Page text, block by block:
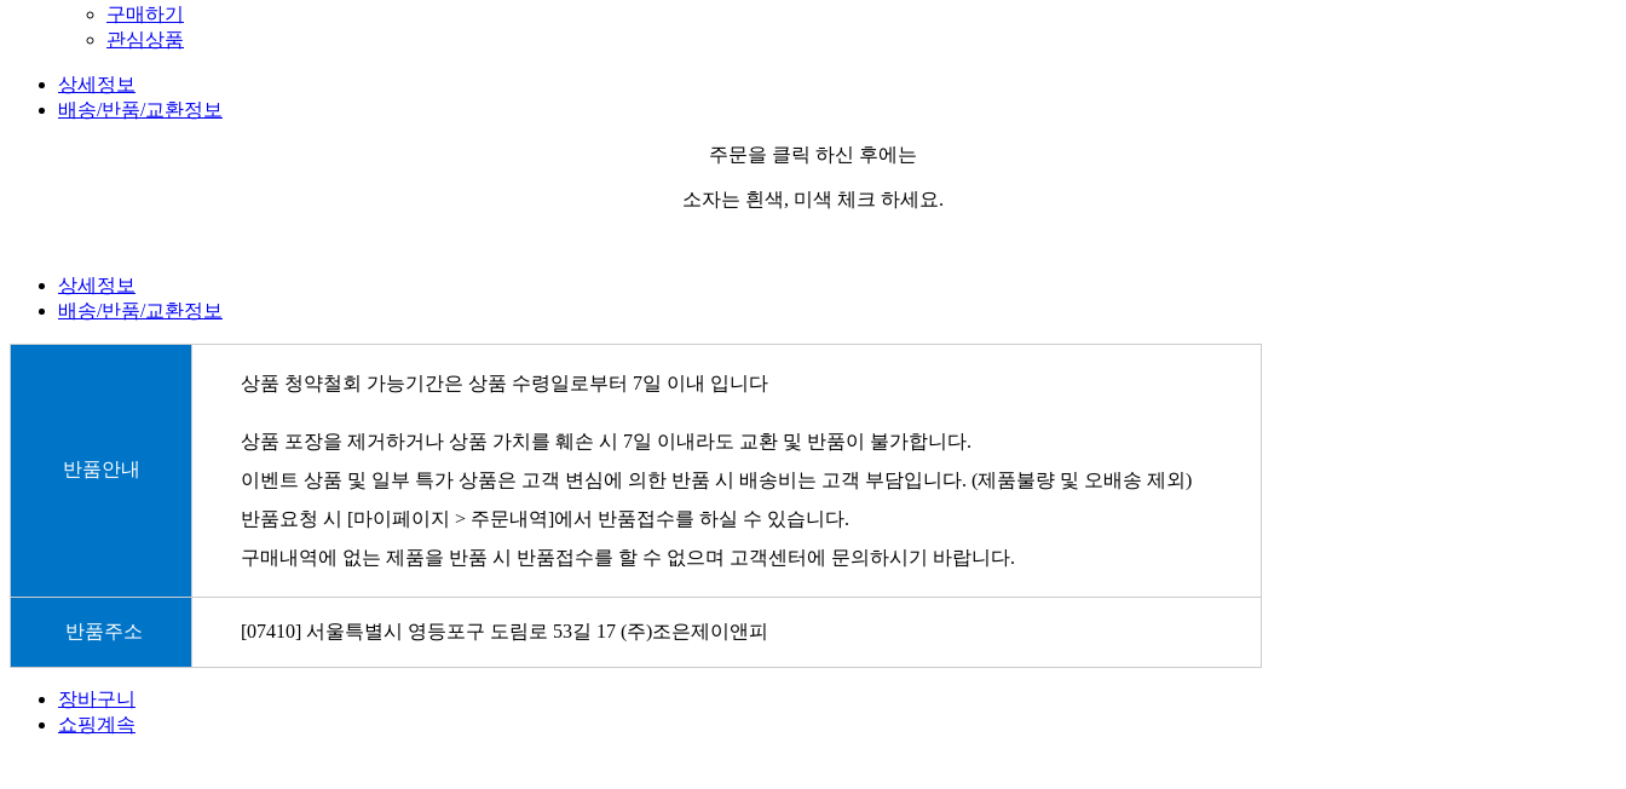
구매하기
관심상품
상세정보
배송/반품/교환정보
주문을 클릭 하신 후에는
소자는 흰색, 미색 체크 하세요.
상세정보
배송/반품/교환정보
반품안내
상품 청약철회 가능기간은 상품 수령일로부터 7일 이내 입니다
상품 포장을 제거하거나 상품 가치를 훼손 시 7일 이내라도 교환 및 반품이 불가합니다.
이벤트 상품 및 일부 특가 상품은 고객 변심에 의한 반품 시 배송비는 고객 부담입니다. (제품불량 및 오배송 제외)
반품요청 시 [마이페이지 > 주문내역]에서 반품접수를 하실 수 있습니다.
구매내역에 없는 제품을 반품 시 반품접수를 할 수 없으며 고객센터에 문의하시기 바랍니다.
반품주소 [07410] 서울특별시 영등포구 도림로 53길 17 (주)조은제이앤피
장바구니
쇼핑계속